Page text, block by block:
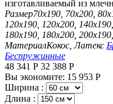
изготавливаемый из
Размер70х190, 70х200,
120х190, 120х200,
180х190, 180х200,
МатериалКокос, Латекс
Беспружинные
48 341 Р 32 388 Р
Вы экономите: 15 953 Р
Ширина :
Длина :